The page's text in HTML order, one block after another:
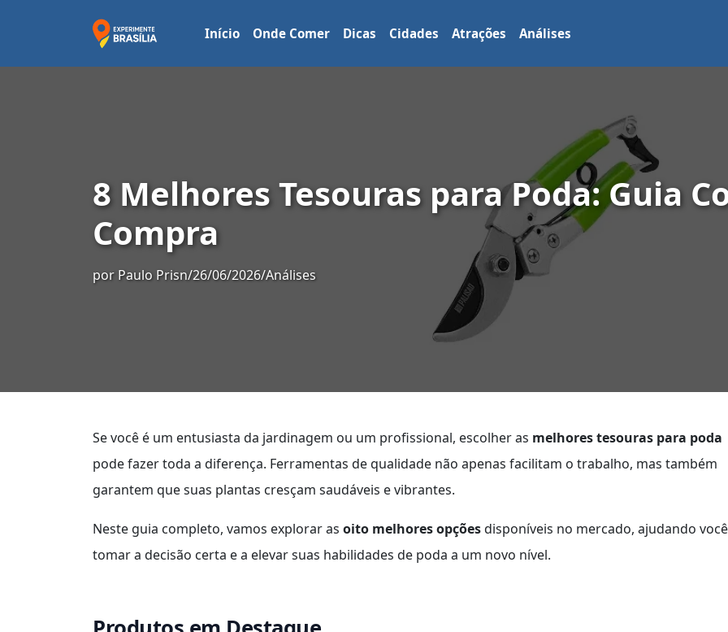
Início Onde Comer Dicas Cidades Atrações Análises
8 Melhores Tesouras para Poda: Guia
Compra
por Paulo Prisn/26/06/2026/Análises
Se você é um entusiasta da jardinagem ou um profissional, escolher as melhores tesouras para poda
pode fazer toda a diferença. Ferramentas de qualidade não apenas facilitam o trabalho, mas também
garantem que suas plantas cresçam saudáveis e vibrantes.
Neste guia completo, vamos explorar as oito melhores opçõesdisponíveis no mercado, ajudando
tomar a decisão certa e a elevar suas habilidades de poda a um novo nível.